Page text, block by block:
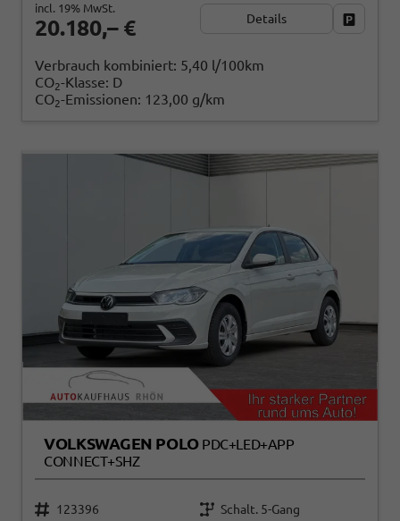
20.180,– €
incl. 19% MwSt.
Details
Verbrauch kombiniert: 5,40 l/100km
CO2-Klasse: D
CO2-Emissionen: 123,00 g/km
VOLKSWAGEN POLO PDC+LED+APP
CONNECT+SHZ
123396
Schalt. 5-Gang